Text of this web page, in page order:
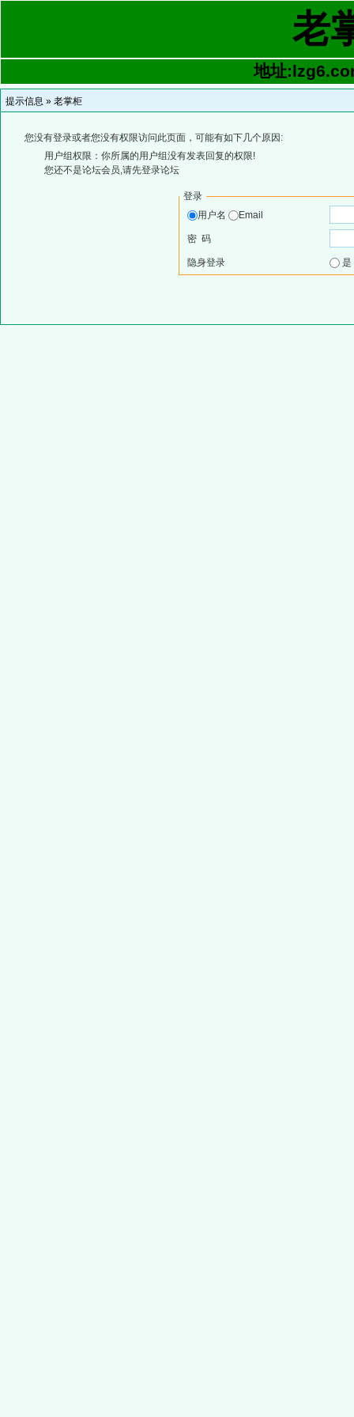
老
地址
提示信息 » 老掌柜
您没有登录或者您没有权限访问此页面，可能有如下几个原因:
用户组权限：你所属的用户组没有发表回复的权限!
您还不是论坛会员,请先登录论坛
登录
用户名
Email
密 码
隐身登录